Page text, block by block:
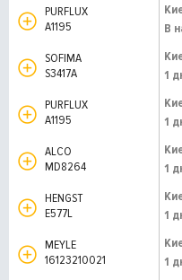
PURFLUX
A1195
В
SOFIMA
S3417A
1
PURFLUX
A1195
1
ALCO
MD8264
1
HENGST
E577L
1
MEYLE
16123210021
1